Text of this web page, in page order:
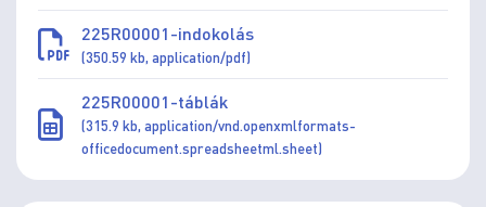
225R00001-indokolás
(350.59 kb, application/pdf)
225R00001-táblák
(315.9 kb, application/vnd.openxmlformats-
officedocument.spreadsheetml.sheet)